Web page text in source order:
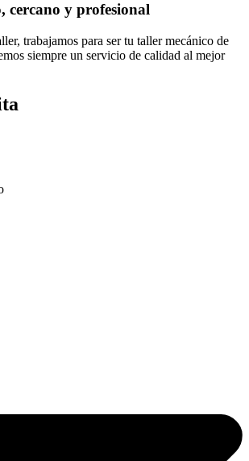
cercano y profesional
trabajamos para ser tu taller mecánico de
siempre un servicio de calidad al mejor